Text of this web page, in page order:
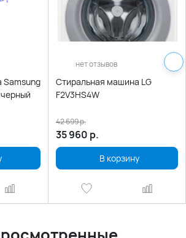
Samsung
нет отзывов
Стиральная машина LG
F2V3HS4W
35 960 р.
42 699р.
В корзину